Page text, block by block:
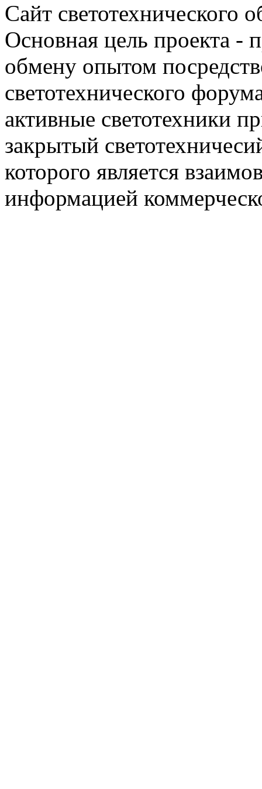
Сайт светотехнического
Основная цель проекта -
обмену опытом
светотехнического
активные светотехники
закрытый
которого является
информацией